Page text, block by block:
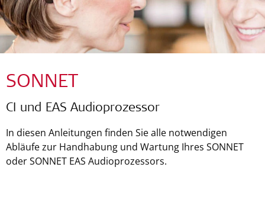
SONNET
CI und EAS Audioprozessor
In diesen Anleitungen finden Sie alle notwendigen
Abläufe zur Handhabung und Wartung Ihres SONNET
oder SONNET EAS Audioprozessors.